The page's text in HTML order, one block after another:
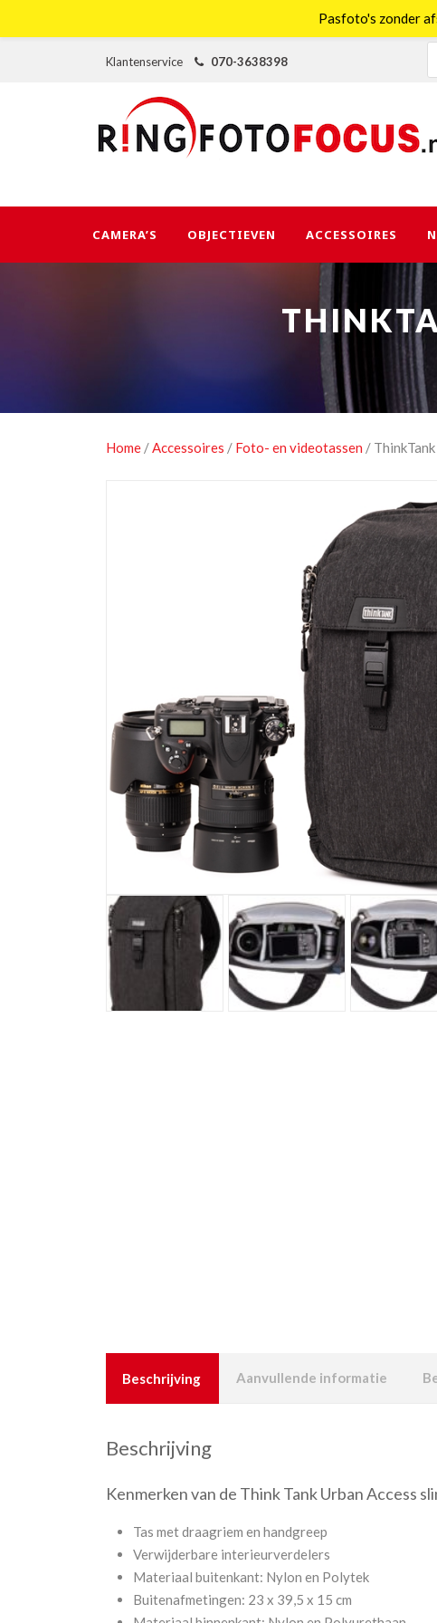
Klantenservice 070-3638398
CAMERA’S OBJECTIEVEN ACCESSOIRES
Home /Accessoires / Foto- en videotassen /
Beschrijving Aanvullende informatie
Beschrijving
Kenmerken van de Think Tank Urban Access
Tas met draagriem en handgreep
Verwijderbare interieurverdelers
Materiaal buitenkant: Nylon en Polytek
Buitenafmetingen: 23 x 39,5 x 15 cm
Pasfoto's zonder